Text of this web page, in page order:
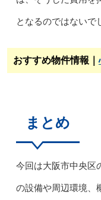
となるのではないで
おすすめ物件情報｜
まとめ
今回は大阪市中央区
の設備や周辺環境、